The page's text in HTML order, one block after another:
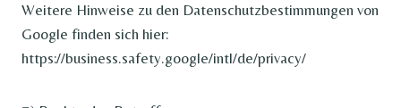
Weitere Hinweise zu den Datenschutzbestimmungen von
Google finden sich hier:
https://business.safety.google/intl/de/privacy/